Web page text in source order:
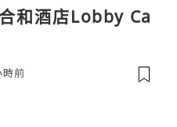
和酒店Lobby Ca
時前